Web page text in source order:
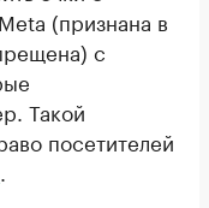
(признана в
с
Такой
посетителей